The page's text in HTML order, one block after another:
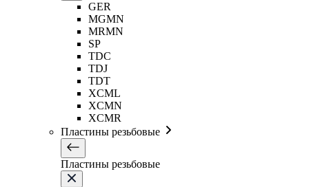
GER
MGMN
MRMN
SP
TDC
TDJ
TDT
XCML
XCMN
XCMR
Пластины резьбовые
Пластины резьбовые